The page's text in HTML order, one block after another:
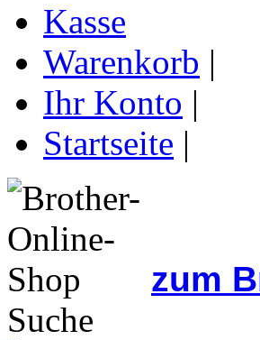
Kasse
Warenkorb |
Ihr Konto |
Startseite |
zum
Suche